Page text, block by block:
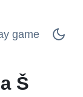
game
Š